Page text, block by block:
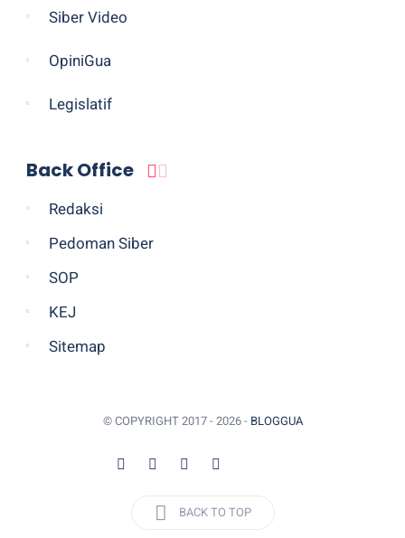
Siber Video
OpiniGua
Legislatif
Back Office
Redaksi
Pedoman Siber
SOP
KEJ
Sitemap
© COPYRIGHT 2017 - 2026 - BLOGGUA
BACK TO TOP